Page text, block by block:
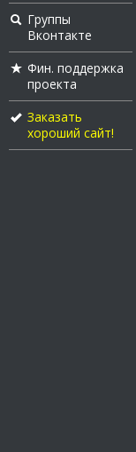
Группы
Вконтакте
Фин. поддержка
проекта
Заказать
хороший сайт!